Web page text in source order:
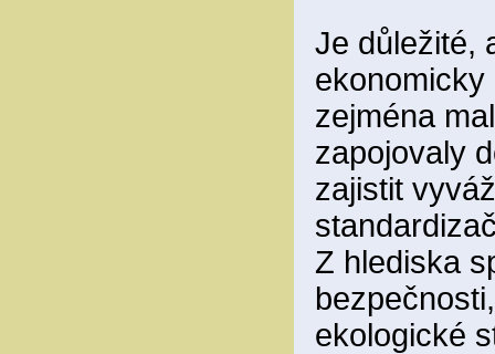
Je důležité,
zejména
zapojovaly
zajistit
Z hlediska
ekologické